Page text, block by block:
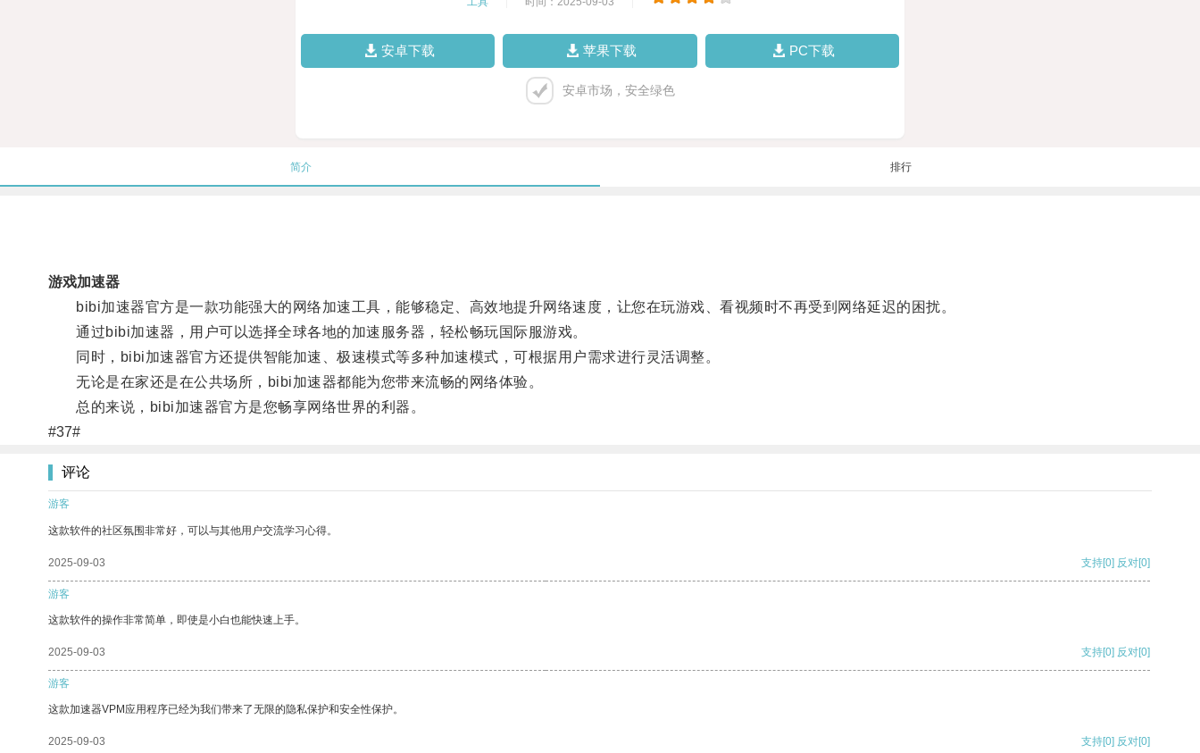
安卓下载 苹果下载 PC下载
安卓市场，安全绿色
简介 排行
游戏加速器
bibi加速器官方是一款功能强大的网络加速工具，能够稳定、高效地提升网络速度，让您在玩游戏、看视频时不再受到网络延迟的困扰。
通过bibi加速器，用户可以选择全球各地的加速服务器，轻松畅玩国际服游戏。
同时，bibi加速器官方还提供智能加速、极速模式等多种加速模式，可根据用户需求进行灵活调整。
无论是在家还是在公共场所，bibi加速器都能为您带来流畅的网络体验。
总的来说，bibi加速器官方是您畅享网络世界的利器。
#37#
评论
游客
这款软件的社区氛围非常好，可以与其他用户交流学习心得。
2025-09-03 支持[0] 反对[0]
游客
这款软件的操作非常简单，即使是小白也能快速上手。
2025-09-03 支持[0] 反对[0]
游客
这款加速器VPM应用程序已经为我们带来了无限的隐私保护和安全性保护。
2025-09-03 支持[0] 反对[0]